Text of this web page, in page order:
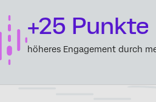
+25 Punkte
höheres Engagement durch